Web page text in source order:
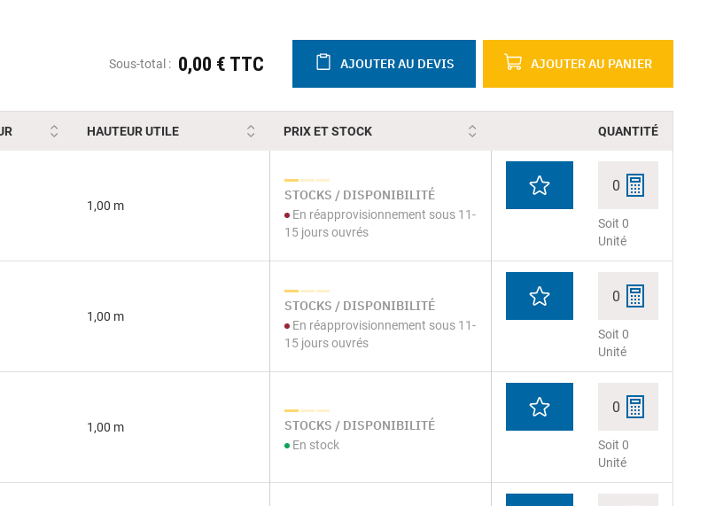
Sous-total : 0,00 € TTC AJOUTER AU DEVIS AJOUTER AU PANIER
HAUTEUR UTILE PRIX ET STOCK QUANTITÉ
1,00 m
STOCKS / DISPONIBILITÉ
En réapprovisionnement sous 11-
15 jours ouvrés
0
Soit 0
Unité
1,00 m
STOCKS / DISPONIBILITÉ
En réapprovisionnement sous 11-
15 jours ouvrés
0
Soit 0
Unité
1,00 m STOCKS / DISPONIBILITÉ
En stock
0
Soit 0
Unité